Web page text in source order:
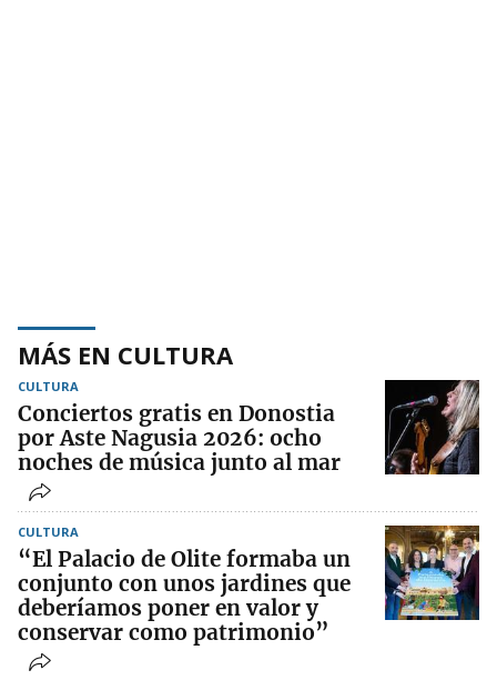
MÁS EN CULTURA
CULTURA
Conciertos gratis en Donostia
por Aste Nagusia 2026: ocho
noches de música junto al mar
CULTURA
“El Palacio de Olite formaba un
conjunto con unos jardines que
deberíamos poner en valor y
conservar como patrimonio”